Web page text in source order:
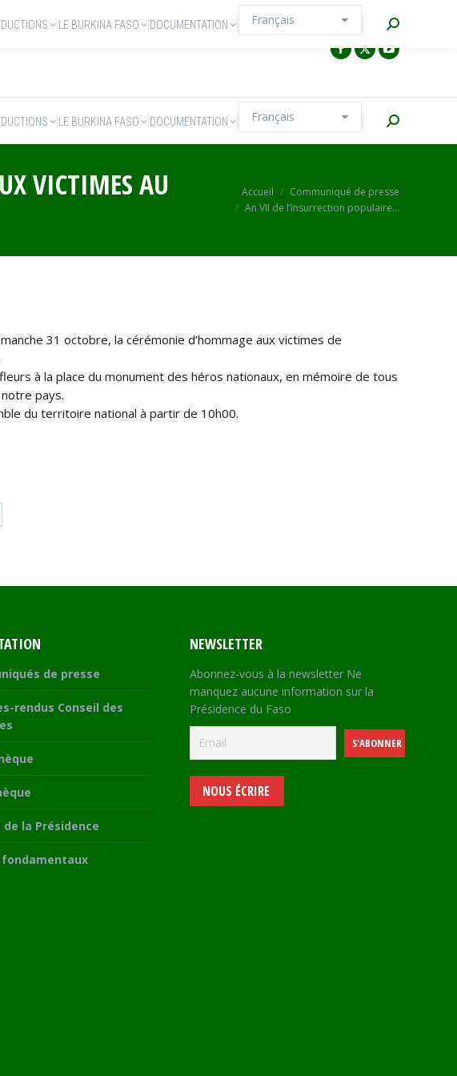
LE BURKINA FASO DOCUMENTATION Recherche
VICTIMES AU
Vous êtes ici :Accueil
Communiqué de presse
An VII de l’insurrection populaire…
31 octobre, la cérémonie d’hommage aux victimes de
à la place du monument des héros nationaux, en mémoire de tous
pays.
du territoire national à partir de 10h00.
de presse
rendus Conseil des
de la Présidence
NEWSLETTER
Abonnez-vous à la newsletter Ne
manquez aucune information sur la
Présidence du Faso
NOUS ÉCRIRE
LE BURKINA FASO DOCUMENTATION Recherche